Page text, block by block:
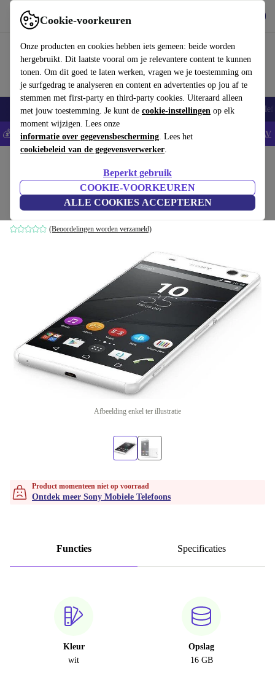
Cookie-voorkeuren
Onze producten en cookies hebben iets gemeen: beide worden
hergebruikt. Dit laatste vooral om je relevantere content te kunnen
tonen. Om dit goed te laten werken, vragen we je toestemming om
je surfgedrag te analyseren en content en advertenties op jou af te
stemmen met first-party en third-party cookies. Uiteraard alleen
met jouw toestemming. Je kunt de cookie-instellingen op elk
moment wijzigen. Lees onze
informatie over gegevensbescherming. Lees het
cookiebeleid van de gegevensverwerker.
Beperkt gebruik
COOKIE-VOORKEUREN
ALLE COOKIES ACCEPTEREN
Gebruik refurbed snel en eenvoudig
Smartphones Laptops Tablets Smartwatches Accessoires
💰Bespaar 5% EXTRA op alle iPhones - Code: IPHONEDEAL - AV
Sony Xperia C5 Ultra Dual
16 GB | Dual-SIM | wit
(Beoordelingen worden verzameld)
Afbeelding enkel ter illustratie
Product momenteen niet op voorraad
Ontdek meer Sony Mobiele Telefoons
Functies Specificaties
Kleur
wit
Opslag
16 GB